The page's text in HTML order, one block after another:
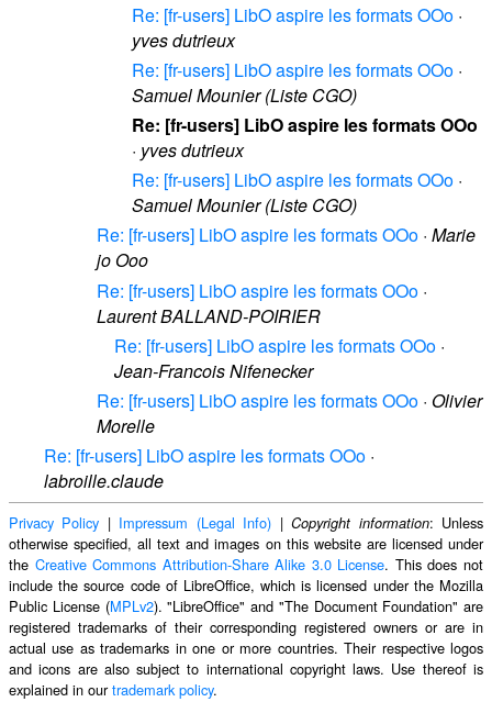
Re: [fr-users] LibO aspire les formats OOo ·
yves dutrieux
Re: [fr-users] LibO aspire les formats OOo ·
Samuel Mounier (Liste CGO)
Re: [fr-users] LibO aspire les formats OOo
· yves dutrieux
Re: [fr-users] LibO aspire les formats OOo ·
Samuel Mounier (Liste CGO)
Re: [fr-users] LibO aspire les formats OOo · Marie
jo Ooo
Re: [fr-users] LibO aspire les formats OOo ·
Laurent BALLAND-POIRIER
Re: [fr-users] LibO aspire les formats OOo ·
Jean-Francois Nifenecker
Re: [fr-users] LibO aspire les formats OOo · Olivier
Morelle
Re: [fr-users] LibO aspire les formats OOo ·
labroille.claude
Privacy Policy | Impressum (Legal Info) |Copyright information: Unless
otherwise specified, all text and images on this website are licensed under
the Creative Commons Attribution-Share Alike 3.0 License. This does not
include the source code of LibreOffice, which is licensed under the Mozilla
Public License (MPLv2). "LibreOffice" and "The Document Foundation" are
registered trademarks of their corresponding registered owners or are in
actual use as trademarks in one or more countries. Their respective logos
and icons are also subject to international copyright laws. Use thereof is
explained in ourtrademark policy.